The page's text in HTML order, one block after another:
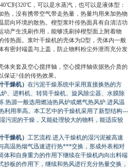
到320℃，可以是水蒸汽，也可以是液体型：
热，没有携带空气带走热量，热量均用来加热物
层向环境的散热。楔型浆叶传热面具有自清洁功
动产生洗刷作用，能够洗刷掉楔型面上附着物
传热面。浆叶干燥机的壳体为Ω型，壳体内一般
有密封端盖与上盖，防止物料粉尘外泄而充分发
体夹套及空心搅拌轴，空心搅拌轴依据热介质的
证^佳的传热效果。
干燥机）在污泥干燥系统中采用直接换热的方
、进料机、转筒干燥机、旋风除尘器、水膜除
.热源一般选用燃油热风炉或燃气热风炉.进风温
利用率高。本工艺中的干燥机采用了新型结构---
污泥的干燥，又能处理较大的物料，能适应较
干燥机）工艺流程.进入干燥机的湿污泥被高速
高温热烟气迅速进行热***交换，形成外表相对
体和自身重力的作用下继续在干燥机内向出料端
抄板的作用下，继续和热风进行充分热量交换，